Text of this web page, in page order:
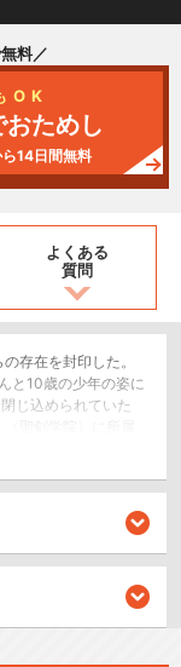
料／
OK
ためし
14日間無料
よくある
質問
存在を封印した。
と10歳の少年の姿に
じ込められていた
聖剣学院〉に所属
り果てた世界に愕
も、彼は〈聖剣学
、最強魔王と美少女
ジーが幕を開ける！